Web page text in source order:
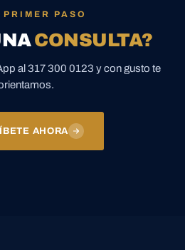
PRIMER PASO
CONSULTA?
al 317 300 0123 y con gusto te
AHORA